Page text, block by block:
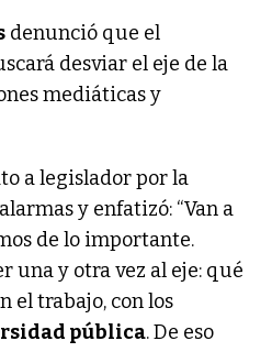
denunció que el
desviar el eje de la
mediáticas y
a legislador por la
y enfatizó: “Van a
de lo importante.
una y otra vez al eje: qué
el trabajo, con los
pública. De eso